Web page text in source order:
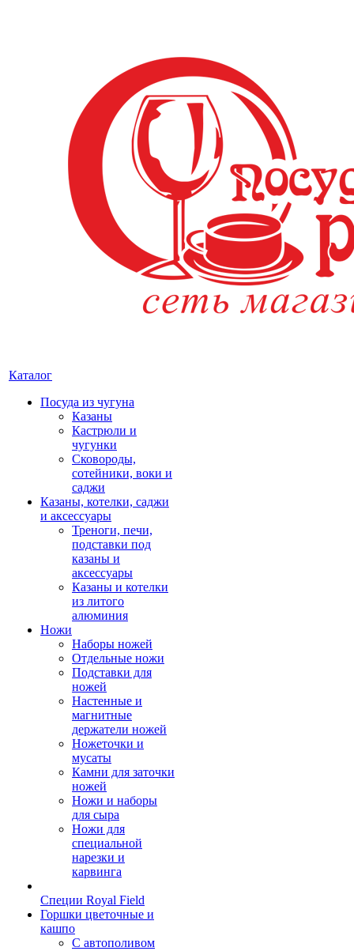
Каталог
Посуда из чугуна
Казаны
Кастрюли и
чугунки
Сковороды,
сотейники, воки и
саджи
Казаны, котелки, саджи
и аксессуары
Треноги, печи,
подставки под
казаны и
аксессуары
Казаны и котелки
из литого
алюминия
Ножи
Наборы ножей
Отдельные ножи
Подставки для
ножей
Настенные и
магнитные
держатели ножей
Ножеточки и
мусаты
Камни для заточки
ножей
Ножи и наборы
для сыра
Ножи для
специальной
нарезки и
карвинга
Специи Royal Field
Горшки цветочные и
кашпо
С автополивом